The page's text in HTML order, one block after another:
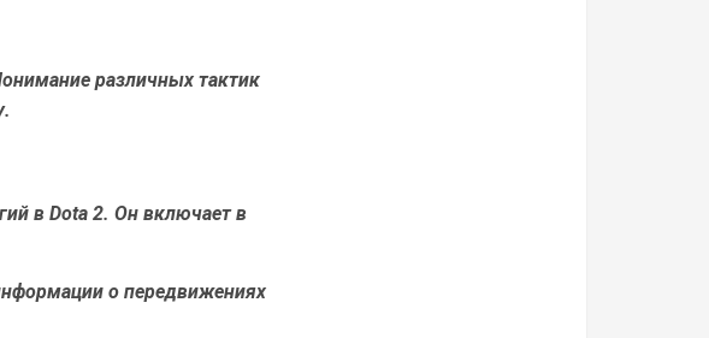
различных тактик
в Dota 2. Он включает в
о передвижениях